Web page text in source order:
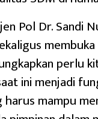
Pol Dr. Sandi
perlu
ini menjadi
harus mampu